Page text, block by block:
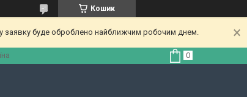
Кошик
заявку буде оброблено найближчим робочим днем.